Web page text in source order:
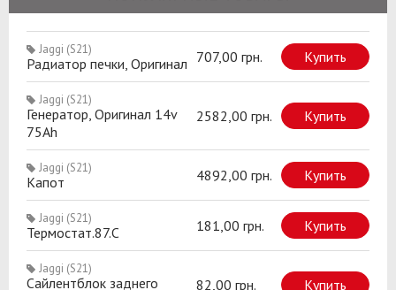
Jaggi (S21)
Радиатор печки, Оригинал 707,00 грн. Купить
Jaggi (S21)
Генератор, Оригинал 14v
75Ah
2582,00 грн. Купить
Jaggi (S21)
Капот 4892,00 грн. Купить
Jaggi (S21)
Термостат.87.C 181,00 грн. Купить
Jaggi (S21)
Сайлентблок заднего 82,00 грн. Купить